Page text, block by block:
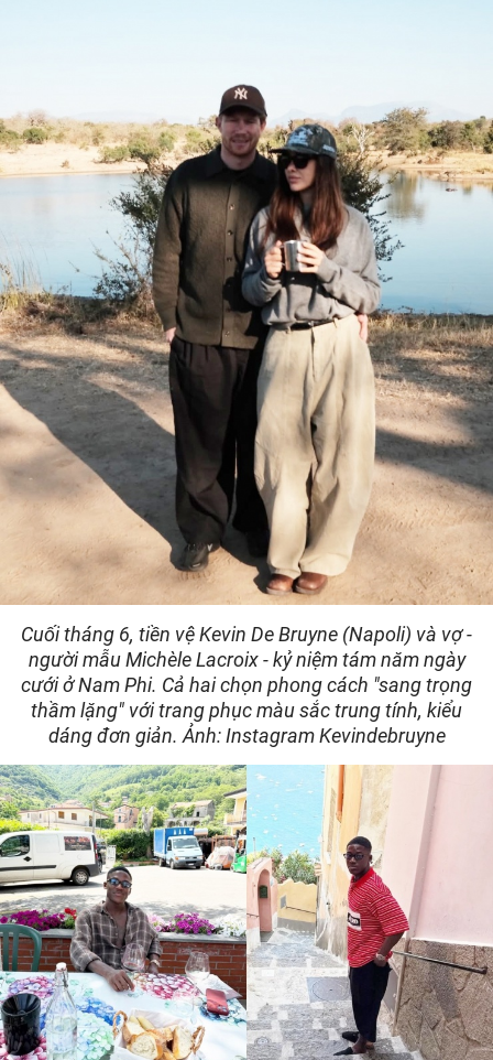
Cuối tháng 6, tiền vệ Kevin De Bruyne (Napoli) và vợ -
người mẫu Michèle Lacroix - kỷ niệm tám năm ngày
cưới ở Nam Phi. Cả hai chọn phong cách "sang trọng
thầm lặng" với trang phục màu sắc trung tính, kiểu
dáng đơn giản. Ảnh: Instagram Kevindebruyne